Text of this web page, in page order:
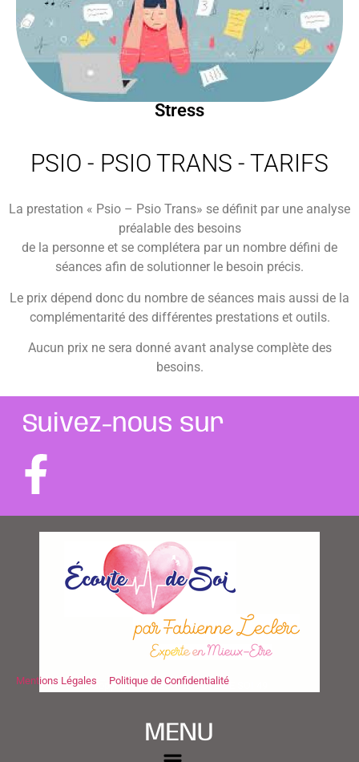
Stress
PSIO - PSIO TRANS​ - TARIFS
La prestation « Psio – Psio Trans» se définit par une analyse
préalable des besoins
de la personne et se complétera par un nombre défini de
séances afin de solutionner le besoin précis.
Le prix dépend donc du nombre de séances mais aussi de la
complémentarité des différentes prestations et outils.
Aucun prix ne sera donné avant analyse complète des
besoins.
Suivez-nous sur
Copyright © 2025 – ECOUTE DE SOI 49
Mentions Légales Politique de Confidentialité
MENU